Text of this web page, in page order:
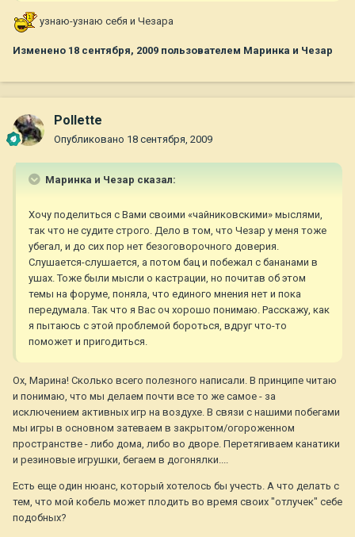
узнаю-узнаю себя и Чезара
Изменено 18 сентября, 2009 пользователем Маринка и Чезар
Pollette
Опубликовано 18 сентября, 2009
Маринка и Чезар сказал:
Хочу поделиться с Вами своими «чайниковскими» мыслями,
так что не судите строго. Дело в том, что Чезар у меня тоже
убегал, и до сих пор нет безоговорочного доверия.
Слушается-слушается, а потом бац и побежал с бананами в
ушах. Тоже были мысли о кастрации, но почитав об этом
темы на форуме, поняла, что единого мнения нет и пока
передумала. Так что я Вас оч хорошо понимаю. Расскажу, как
я пытаюсь с этой проблемой бороться, вдруг что-то
поможет и пригодиться.
Ох, Марина! Сколько всего полезного написали. В принципе читаю
и понимаю, что мы делаем почти все то же самое - за
исключением активных игр на воздухе. В связи с нашими побегами
мы игры в основном затеваем в закрытом/огороженном
пространстве - либо дома, либо во дворе. Перетягиваем канатики
и резиновые игрушки, бегаем в догонялки....
Есть еще один нюанс, который хотелось бы учесть. А что делать с
тем, что мой кобель может плодить во время своих "отлучек" себе
подобных?